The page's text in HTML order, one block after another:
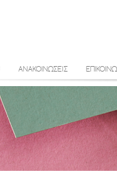
ΑΝΑΚΟΙΝΩΣΕΙΣ